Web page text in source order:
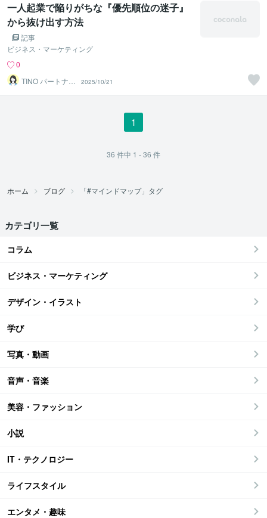
一人起業で陥りがちな『優先順位の迷子』
から抜け出す方法
記事
ビジネス・マーケティング
0
TINO パートナー
2025/10/21
1
36 件中 1 - 36 件
ホーム ブログ 「#マインドマップ」タグ
カテゴリ一覧
コラム
ビジネス・マーケティング
デザイン・イラスト
学び
写真・動画
音声・音楽
美容・ファッション
小説
IT・テクノロジー
ライフスタイル
エンタメ・趣味